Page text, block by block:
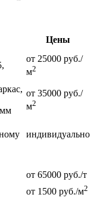
Цены
от 25000 руб./
м2
мм
от 35000 руб./
м2
индивидуально
от 65000 руб./т
от 1500 руб./м2